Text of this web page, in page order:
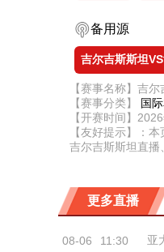
备用源
吉尔吉斯斯坦
【赛事名称】吉
【赛事分类】 国
【开赛时间】
【友好提示】：
吉尔吉斯斯坦直播
更多直播
08-06 11:30 亚